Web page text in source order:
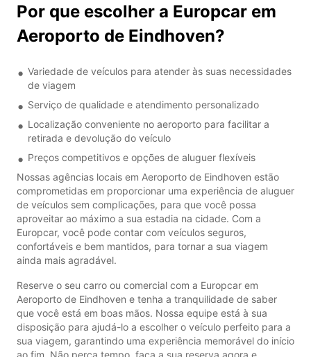
Por que escolher a Europcar em
Aeroporto de Eindhoven?
Variedade de veículos para atender às suas necessidades
de viagem
Serviço de qualidade e atendimento personalizado
Localização conveniente no aeroporto para facilitar a
retirada e devolução do veículo
Preços competitivos e opções de aluguer flexíveis
Nossas agências locais em Aeroporto de Eindhoven estão
comprometidas em proporcionar uma experiência de aluguer
de veículos sem complicações, para que você possa
aproveitar ao máximo a sua estadia na cidade. Com a
Europcar, você pode contar com veículos seguros,
confortáveis e bem mantidos, para tornar a sua viagem
ainda mais agradável.
Reserve o seu carro ou comercial com a Europcar em
Aeroporto de Eindhoven e tenha a tranquilidade de saber
que você está em boas mãos. Nossa equipe está à sua
disposição para ajudá-lo a escolher o veículo perfeito para a
sua viagem, garantindo uma experiência memorável do início
ao fim. Não perca tempo, faça a sua reserva agora e